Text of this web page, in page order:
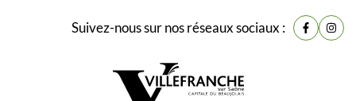
Suivez-nous sur nos réseaux sociaux : Lien vers
Lien